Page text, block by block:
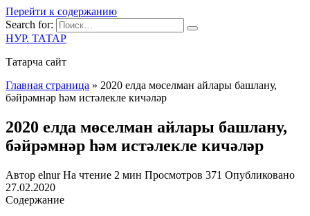
Перейти к содержанию
Search for:
НУР. ТАТАР
Татарча сайт
Главная страница » 2020 елда мөселман айлары башлану,
бәйрәмнәр һәм истәлекле кичәләр
2020 елда мөселман айлары башлану,
бәйрәмнәр һәм истәлекле кичәләр
Автор elnur На чтение 2 мин Просмотров 371 Опубликовано
27.02.2020
Содержание